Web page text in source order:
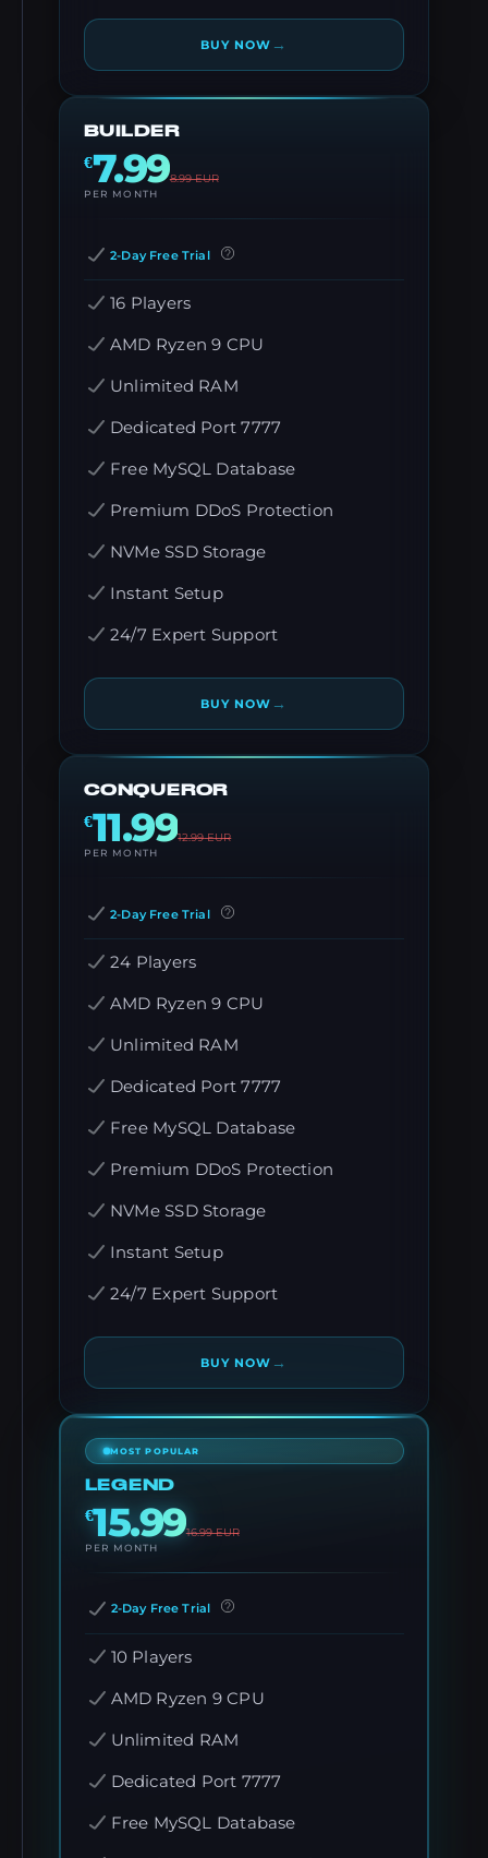
BUY NOW →
BUILDER
€7.998.99EUR
PER MONTH
2-Day Free Trial
16 Players
AMD Ryzen 9 CPU
Unlimited RAM
Dedicated Port 7777
Free MySQL Database
Premium DDoS Protection
NVMe SSD Storage
Instant Setup
24/7 Expert Support
BUY NOW →
CONQUEROR
€11.9912.99EUR
PER MONTH
2-Day Free Trial
24 Players
AMD Ryzen 9 CPU
Unlimited RAM
Dedicated Port 7777
Free MySQL Database
Premium DDoS Protection
NVMe SSD Storage
Instant Setup
24/7 Expert Support
BUY NOW →
MOST POPULAR
LEGEND
€15.9916.99EUR
PER MONTH
2-Day Free Trial
10 Players
AMD Ryzen 9 CPU
Unlimited RAM
Dedicated Port 7777
Free MySQL Database